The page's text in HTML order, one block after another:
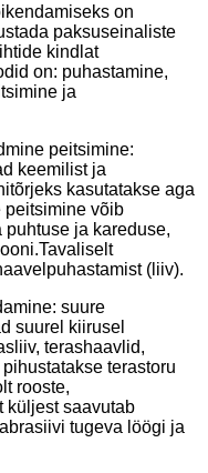
on
paksuseinaliste
kindlat
on: puhastamine,
ja
peitsimine:
keemilist ja
kasutatakse aga
peitsimine võib
ja kareduse,
(liiv).
suure
suurel kiirusel
terashaavlid,
terastoru
rooste,
küljest saavutab
tugeva löögi ja